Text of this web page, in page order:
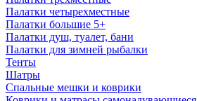
Палатки четырехместные
Палатки большие 5+
Палатки душ, туалет, бани
Палатки для зимней рыбалки
Тенты
Шатры
Спальные мешки и коврики